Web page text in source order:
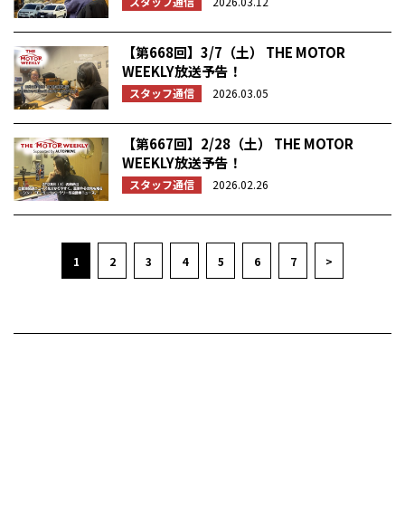
【第668回】3/7（土） THE MOTOR
WEEKLY放送予告！
スタッフ通信 2026.03.05
【第667回】2/28（土） THE MOTOR
WEEKLY放送予告！
スタッフ通信 2026.02.26
1 2 3 4 5 6 7 >